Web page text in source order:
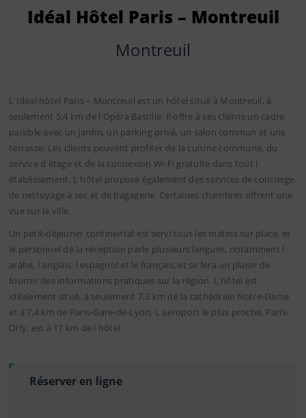
Idéal Hôtel Paris – Montreuil
Montreuil
L Idéal hôtel Paris – Montreuil est un hôtel situé à Montreuil, à
seulement 5,4 km de l Opéra Bastille. Il offre à ses clients un cadre
paisible avec un jardin, un parking privé, un salon commun et une
terrasse. Les clients peuvent profiter de la cuisine commune, du
service d étage et de la connexion Wi-Fi gratuite dans tout l
établissement. L hôtel propose également des services de concierge,
de nettoyage à sec et de bagagerie. Certaines chambres offrent une
vue sur la ville.
Un petit-déjeuner continental est servi tous les matins sur place, et
le personnel de la réception parle plusieurs langues, notamment l
arabe, l anglais, l espagnol et le français, et se fera un plaisir de
fournir des informations pratiques sur la région. L hôtel est
idéalement situé, à seulement 7,3 km de la cathédrale Notre-Dame
et à 7,4 km de Paris-Gare-de-Lyon. L aéroport le plus proche, Paris-
Orly, est à 17 km de l hôtel.
Réserver en ligne